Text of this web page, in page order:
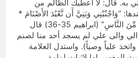
به. قال: لا أعطيك الظالم من
“وَاجْنُبْنِي وَبَنِيَّ أَن نَّعْبُدَ الأَصْنَامَ *
رَبِّ إِنَّهُنَّ أَضْلَلْنَ كَثِيراً مِّنَ النَّاسِ” (ابراهيم 35-36) قال
الي والى علي لم يسجد أحد منا لصنم
واتخذ علياً وصياً). واستدل العلامة